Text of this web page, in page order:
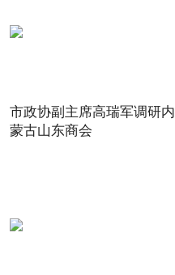
市政协副主席高瑞军调研内
蒙古山东商会